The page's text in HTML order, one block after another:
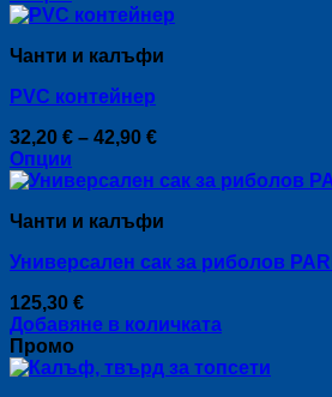
be
on
the
product
page
25,10 €
30,20 €
This
has
variants.
options
may
be
on
the
product
page
Чанти и калъфи
PVC контейнер
32,20 € – 42,90 €Price
32,20 €
42,90 €
Опции
This
has
variants.
options
may
be
chosen
Чанти и калъфи
Универсален сак за риболов
125,30 €
Добавяне в количката
Промо